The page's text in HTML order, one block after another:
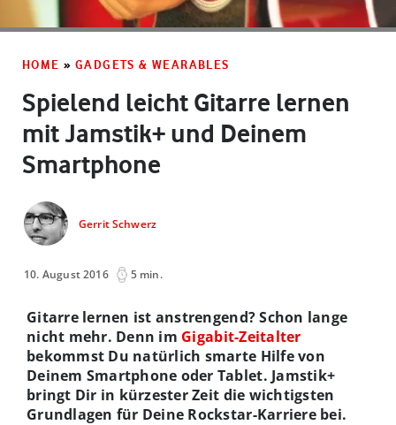
HOME » GADGETS & WEARABLES
Spielend leicht Gitarre lernen
mit Jamstik+ und Deinem
Smartphone
Gerrit Schwerz
10. August 2016 5 min.
Gitarre lernen ist anstrengend? Schon lange
nicht mehr. Denn im Gigabit-Zeitalter
bekommst Du natürlich smarte Hilfe von
Deinem Smartphone oder Tablet. Jamstik+
bringt Dir in kürzester Zeit die wichtigsten
Grundlagen für Deine Rockstar-Karriere bei.